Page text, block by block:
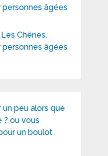
âgées
Chênes,
âgées
peu alors que
? ou vous
un boulot